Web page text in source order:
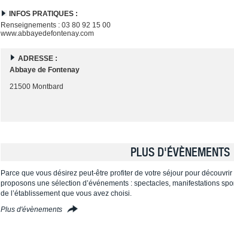
INFOS PRATIQUES :
Renseignements : 03 80 92 15 00
www.abbayedefontenay.com
ADRESSE :
Abbaye de Fontenay
21500 Montbard
PLUS D'ÉVÈNEMENTS
Parce que vous désirez peut-être profiter de votre séjour pour
proposons une sélection d’événements : spectacles, manifestations
de l’établissement que vous avez choisi.
Plus d'évènements